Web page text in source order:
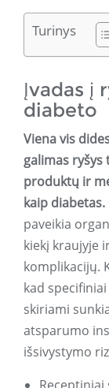
Turinys
Įvadas į
diabeto
Viena vis
galimas
produktų ir
kaip diabetas.
paveikia
kiekį kraujyje
komplikacijų.
kad
skiriami
atsparumo
išsivystymo